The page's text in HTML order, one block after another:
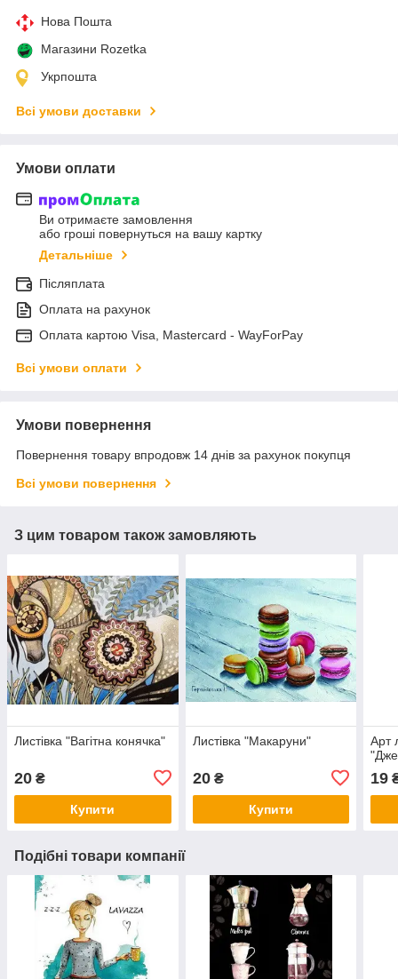
Нова Пошта
Магазини Rozetka
Укрпошта
Всі умови доставки
Умови оплати
Ви отримаєте замовлення
або гроші повернуться на вашу картку
Детальніше
Післяплата
Оплата на рахунок
Оплата картою Visa, Mastercard - WayForPay
Всі умови оплати
Умови повернення
Повернення товару впродовж 14 днів за рахунок покупця
Всі умови повернення
З цим товаром також замовляють
Листівка "Вагітна конячка"
20 ₴
Купити
Листівка "Макаруни"
20₴
Купити
Арт
19
Подібні товари компанії